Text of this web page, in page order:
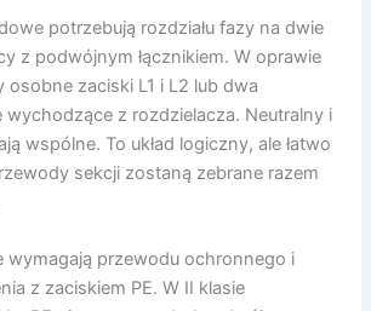
potrzebują rozdziału fazy na dwie
z podwójnym łącznikiem. W oprawie
zaciski L1 i L2 lub dwa
z rozdzielacza. Neutralny i
wspólne. To układ logiczny, ale łatwo
sekcji zostaną zebrane razem
wymagają przewodu ochronnego i
z zaciskiem PE. W II klasie